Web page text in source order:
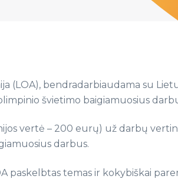
(LOA), bendradarbiaudama su
švietimo baigiamuosius
vertė – 200 eurų) už darbų
darbus.
paskelbtas temas ir kokybiškai